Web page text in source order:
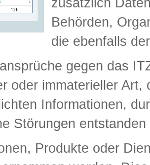
Behörden,
die ebenfalls
gegen das
oder immaterieller
Informationen,
Störungen
Produkte oder